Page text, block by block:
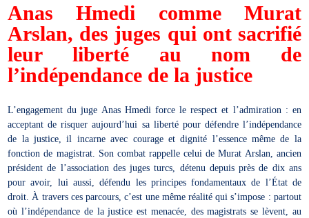
Anas Hmedi comme Murat
Arslan, des juges qui ont sacrifié
leur liberté au nom de
l’indépendance de la justice
L’engagement du juge Anas Hmedi force le respect et l’admiration : en
acceptant de risquer aujourd’hui sa liberté pour défendre l’indépendance
de la justice, il incarne avec courage et dignité l’essence même de la
fonction de magistrat. Son combat rappelle celui de Murat Arslan, ancien
président de l’association des juges turcs, détenu depuis près de dix ans
pour avoir, lui aussi, défendu les principes fondamentaux de l’État de
droit. À travers ces parcours, c’est une même réalité qui s’impose : partout
où l’indépendance de la justice est menacée, des magistrats se lèvent, au